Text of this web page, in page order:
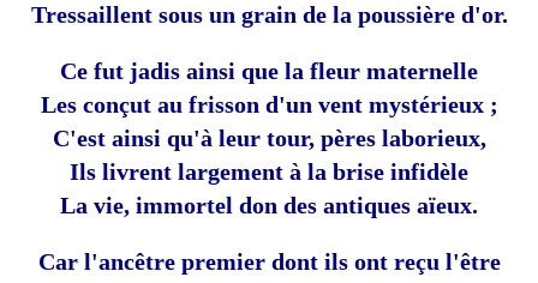
Tressaillent sous un grain de la poussière d'or.
Ce fut jadis ainsi que la fleur maternelle
Les conçut au frisson d'un vent mystérieux ;
C'est ainsi qu'à leur tour, pères laborieux,
Ils livrent largement à la brise infidèle
La vie, immortel don des antiques aïeux.
Car l'ancêtre premier dont ils ont reçu l'être